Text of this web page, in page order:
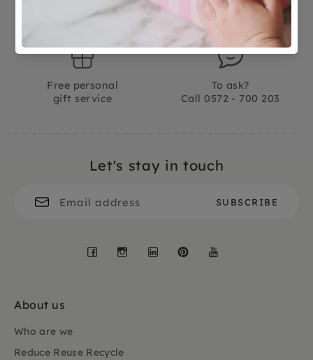
Money Back
tomorrow at home
Free personal
gift service
To ask?
Call 0572 - 700 203
Let's stay in touch
Facebook
Instagram
LinkedInPinterest
About us
Who are we
Reduce Reuse Recycle